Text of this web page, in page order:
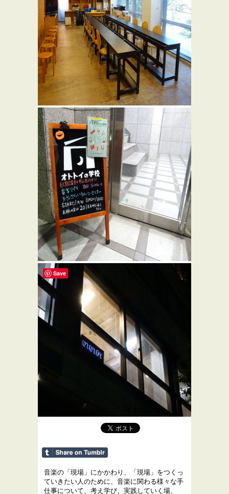
音楽の「現場」にかかわり、「現場」をつくっ
ていきたい人のために、音楽に関わる様々な手
仕事について、考え学び、実践していく場、
Save